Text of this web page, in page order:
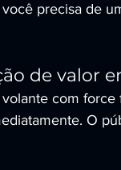
você precisa de
de valor
com
O